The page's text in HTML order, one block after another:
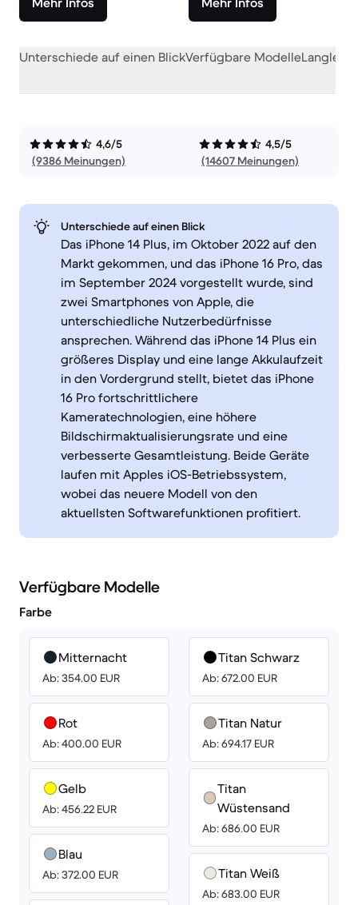
Unterschiede auf einen BlickVerfügbare Modelle
4,6/5
(9386 Meinungen)
4,5/5
(14607 Meinungen)
Unterschiede auf einen Blick
Das iPhone 14 Plus, im Oktober 2022 auf den
Markt gekommen, und das iPhone 16 Pro, das
im September 2024 vorgestellt wurde, sind
zwei Smartphones von Apple, die
unterschiedliche Nutzerbedürfnisse
ansprechen. Während das iPhone 14 Plus ein
größeres Display und eine lange Akkulaufzeit
in den Vordergrund stellt, bietet das iPhone
16 Pro fortschrittlichere
Kameratechnologien, eine höhere
Bildschirmaktualisierungsrate und eine
verbesserte Gesamtleistung. Beide Geräte
laufen mit Apples iOS-Betriebssystem,
wobei das neuere Modell von den
aktuellsten Softwarefunktionen profitiert.
Verfügbare Modelle
Farbe
Mitternacht
Ab: 354.00 EUR
Rot
Ab: 400.00 EUR
Gelb
Ab: 456.22 EUR
Blau
Ab: 372.00 EUR
Titan Schwarz
Ab: 672.00 EUR
Titan Natur
Ab: 694.17 EUR
Titan
Wüstensand
Ab: 686.00 EUR
Titan Weiß
Ab: 683.00 EUR